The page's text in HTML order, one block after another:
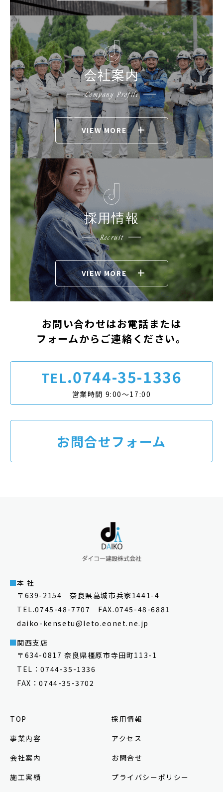
会社案内
Company Profile
VIEW MORE
採用情報
Recruit
VIEW MORE
お問い合わせはお電話または
フォームからご連絡ください。
TEL.0744-35-1336
営業時間 9:00〜17:00
お問合せフォーム
本 社
〒639-2154 奈良県葛城市兵家1441-4
TEL.0745-48-7707 FAX.0745-48-6881
daiko-kensetu@leto.eonet.ne.jp
関西支店
〒634-0817 奈良県橿原市寺田町113-1
TEL：0744-35-1336
FAX：0744-35-3702
TOP
事業内容
会社案内
施工実績
採用情報
アクセス
お問合せ
プライバシーポリシー